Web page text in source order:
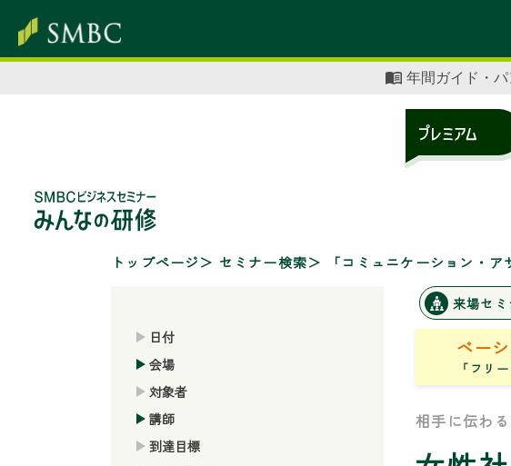
年間ガイド・パ
トップページ セミナー検索 「コミュニケーション・
日付
会場
対象者
講師
到達目標
来場セ
ベー
「フリ
相手に伝わ